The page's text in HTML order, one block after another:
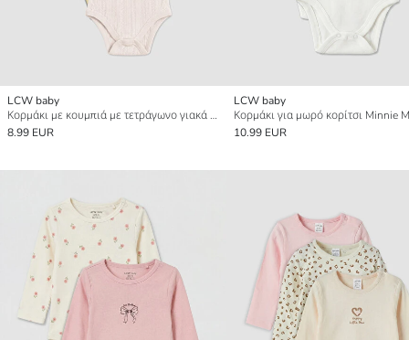
LCW baby
Κορμάκι με κουμπιά με τετράγωνο γιακά για μωρό κορίτσι 3-Τεμάχια
8.99 EUR
LCW baby
10.99 EUR